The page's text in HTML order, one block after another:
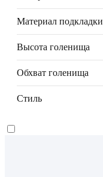
Материал подкладки
Высота голенища
Обхват голенища
Стиль